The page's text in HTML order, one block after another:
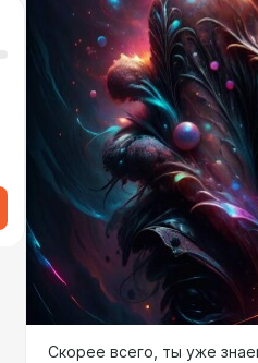
Скорее всего, ты уже